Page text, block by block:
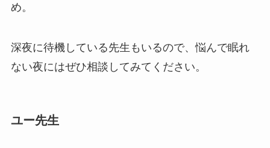
め。
深夜に待機している先生もいるので、悩んで眠れ
ない夜にはぜひ相談してみてください。
ユー先生